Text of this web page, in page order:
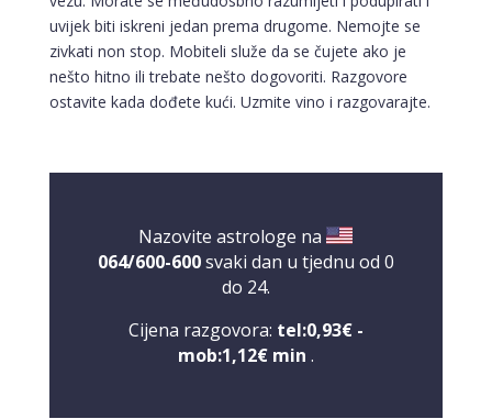
uvijek biti iskreni jedan prema drugome. Nemojte se
zivkati non stop. Mobiteli služe da se čujete ako je
nešto hitno ili trebate nešto dogovoriti. Razgovore
ostavite kada dođete kući. Uzmite vino i razgovarajte.
Nazovite astrologe na
064/600-600svaki dan u tjednu od 0
do 24.
Cijena razgovora: tel:0,93€ -
mob:1,12€ min .